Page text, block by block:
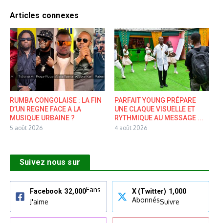
Articles connexes
RUMBA CONGOLAISE : LA FIN
D’UN REGNE FACE A LA
MUSIQUE URBAINE ?
5 août 2026
PARFAIT YOUNG PRÉPARE
UNE CLAQUE VISUELLE ET
RYTHMIQUE AU MESSAGE ...
4 août 2026
Suivez nous sur
Facebook 32,000Fans
J'aime
X (Twitter) 1,000
AbonnésSuivre